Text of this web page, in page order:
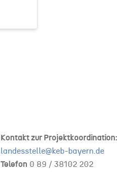
Kontakt zur Projektkoordination:
landesstelle@keb-bayern.de
Telefon 0 89 / 38102 202